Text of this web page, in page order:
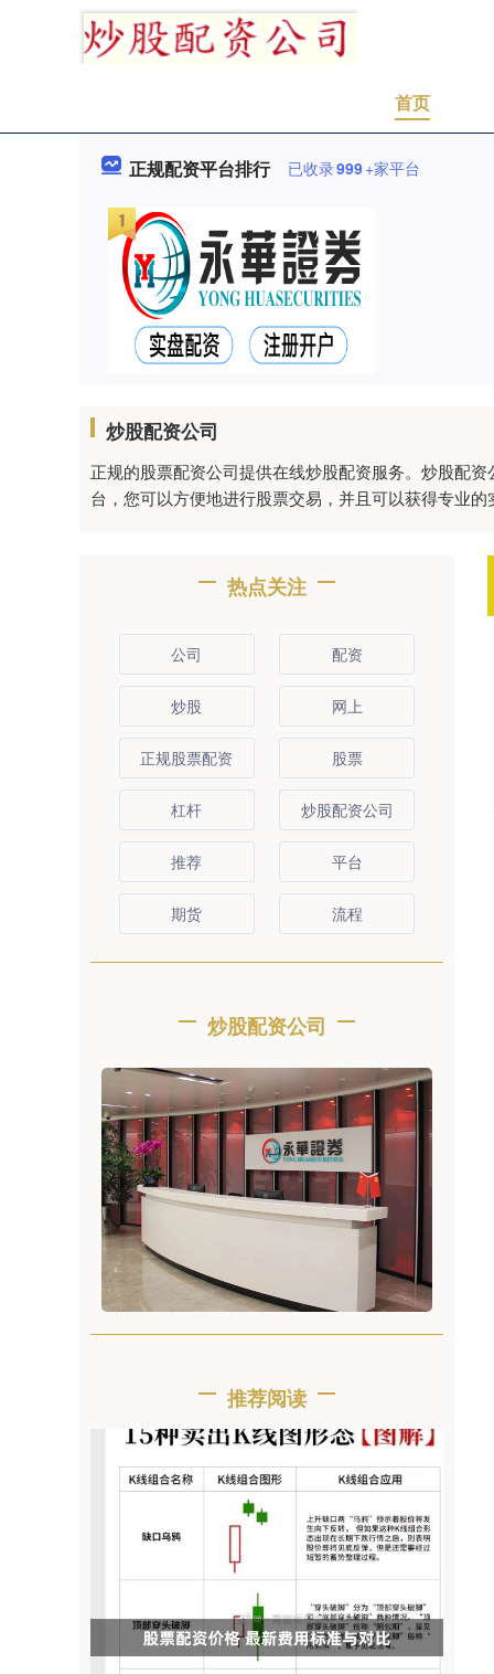
首页
正规配资平台排行 已收录999+家平台
炒股配资公司
正规的股票配资公司提供在线炒股配资服务。炒股配
台，您可以方便地进行股票交易，并且可以获得专业的
热点关注
公司 配资
炒股 网上
正规股票配资 股票
杠杆 炒股配资公司
推荐 平台
期货 流程
炒股配资公司
推荐阅读